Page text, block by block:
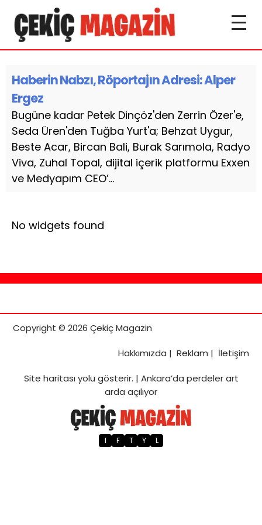
Haberin Nabzı, Röportajın Adresi: Alper
Ergez
Bugüne kadar Petek Dinçöz'den Zerrin Özer'e,
Seda Üren'den Tuğba Yurt'a; Behzat Uygur,
Beste Acar, Bircan Bali, Burak Sarımola, Radyo
Viva, Zuhal Topal, dijital içerik platformu Exxen
ve Medyapım CEO’...
No widgets found
Copyright © 2026 Çekiç Magazin
Hakkımızda | Reklam | İletişim
Site haritasıyolu gösterir. | Ankara’da perdeler art
arda açılıyor
I F T Y L